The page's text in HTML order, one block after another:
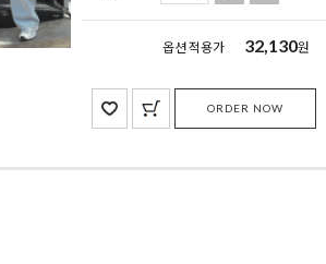
옵션 적용가 32,130원
ORDER NOW